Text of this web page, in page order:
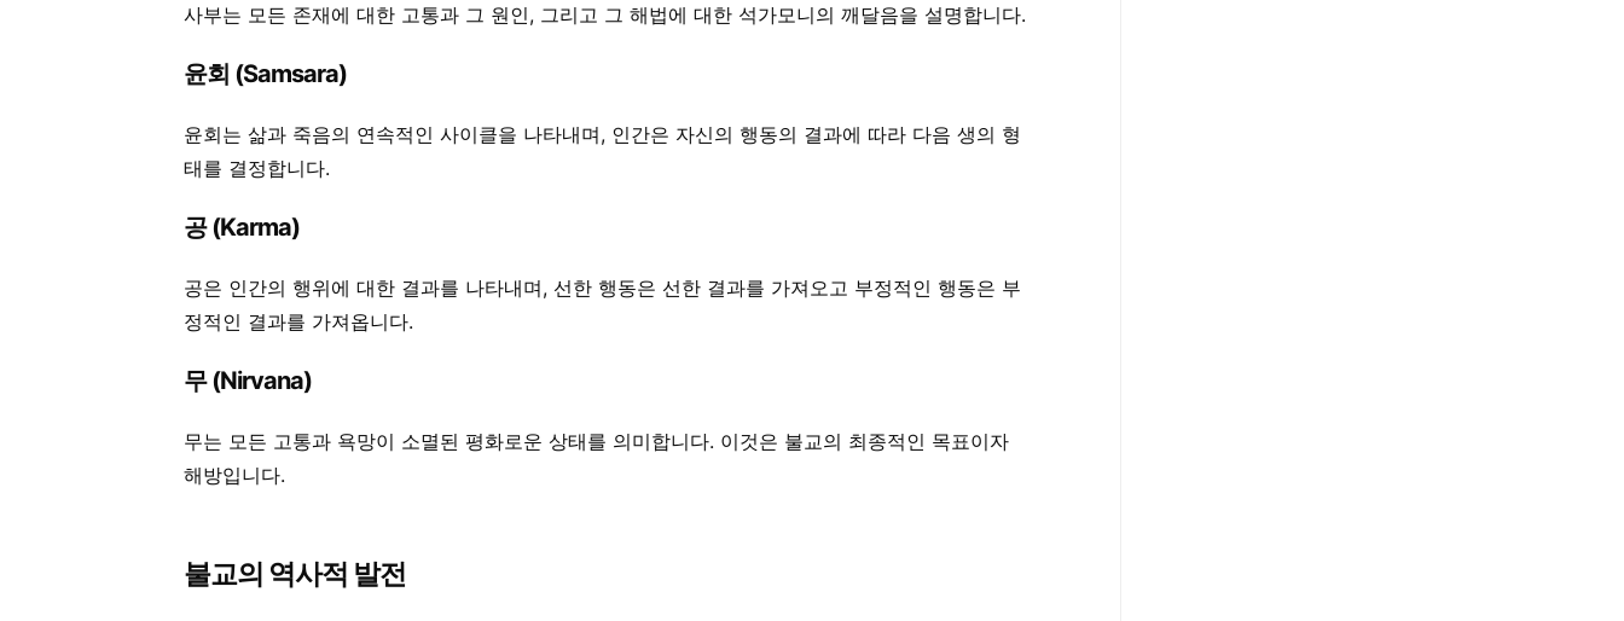
사부는 모든 존재에 대한 고통과 그 원인, 그리고 그 해법에 대한 석가모니의 깨달음을 설명합니다.
윤회 (Samsara)
윤회는 삶과 죽음의 연속적인 사이클을 나타내며, 인간은 자신의 행동의 결과에 따라 다음 생의 형
태를 결정합니다.
공 (Karma)
공은 인간의 행위에 대한 결과를 나타내며, 선한 행동은 선한 결과를 가져오고 부정적인 행동은 부
정적인 결과를 가져옵니다.
무 (Nirvana)
무는 모든 고통과 욕망이 소멸된 평화로운 상태를 의미합니다. 이것은 불교의 최종적인 목표이자
해방입니다.
불교의 역사적 발전